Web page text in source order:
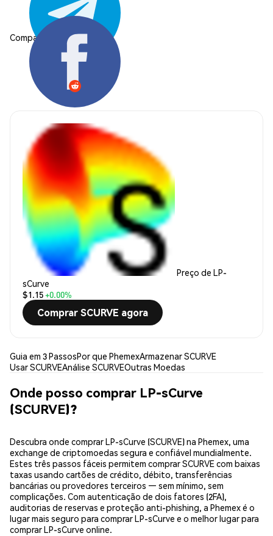
Compartilhar:
Preço de LP-
sCurve
$1.15+0.00%
Comprar SCURVE agora
Guia em 3 PassosPor que PhemexArmazenar SCURVE
Usar SCURVEAnálise SCURVEOutras Moedas
Onde posso comprar LP-sCurve
(SCURVE)?
Descubra onde comprar LP-sCurve (SCURVE) na Phemex, uma
exchange de criptomoedas segura e confiável mundialmente.
Estes três passos fáceis permitem comprar SCURVE com baixas
taxas usando cartões de crédito, débito, transferências
bancárias ou provedores terceiros — sem mínimo, sem
complicações. Com autenticação de dois fatores (2FA),
auditorias de reservas e proteção anti-phishing, a Phemex é o
lugar mais seguro para comprar LP-sCurve e o melhor lugar para
comprar LP-sCurve online.